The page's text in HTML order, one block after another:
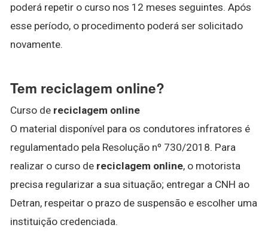
poderá repetir o curso nos 12 meses seguintes. Após
esse período, o procedimento poderá ser solicitado
novamente.
Tem reciclagem online?
Curso de reciclagem online
O material disponível para os condutores infratores é
regulamentado pela Resolução nº 730/2018. Para
realizar o curso de reciclagem online, o motorista
precisa regularizar a sua situação; entregar a CNH ao
Detran, respeitar o prazo de suspensão e escolher uma
instituição credenciada.